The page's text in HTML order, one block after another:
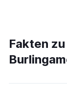
Fakten